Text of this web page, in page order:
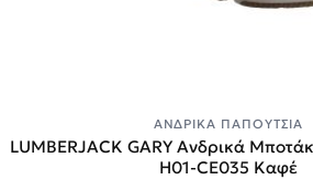
ΑΝΔΡΙΚΆ ΠΑΠΟΎΤΣΙΑ
LUMBERJACK GARY Ανδρικά
H01-CE035 Καφέ